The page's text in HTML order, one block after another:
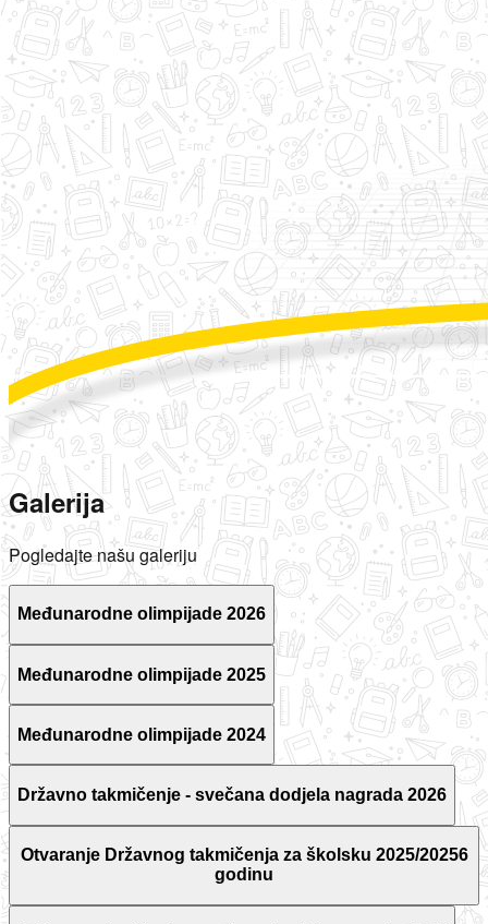
Galerija
Pogledajte našu galeriju
Međunarodne olimpijade 2026
Međunarodne olimpijade 2025
Međunarodne olimpijade 2024
Državno takmičenje - svečana dodjela nagrada 2026
Otvaranje Državnog takmičenja za školsku 2025/20256
godinu